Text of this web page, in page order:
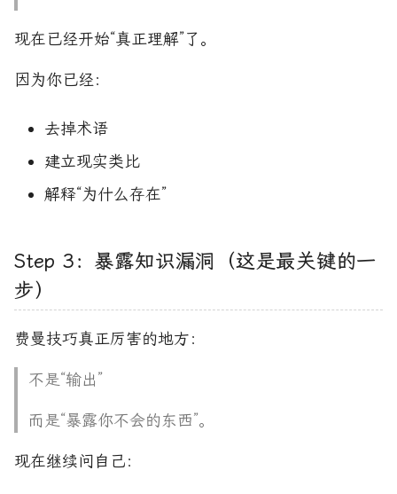
现在已经开始“真正理解”了。
因为你已经：
去掉术语
建立现实类比
解释“为什么存在”
Step 3：暴露知识漏洞（这是最关键的一
步）
费曼技巧真正厉害的地方：
不是“输出”
而是“暴露你不会的东西”。
现在继续问自己：